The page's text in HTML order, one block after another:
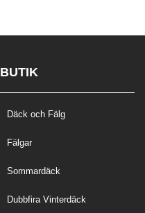
BUTIK
Däck och Fälg
Fälgar
Sommardäck
Dubbfira Vinterdäck